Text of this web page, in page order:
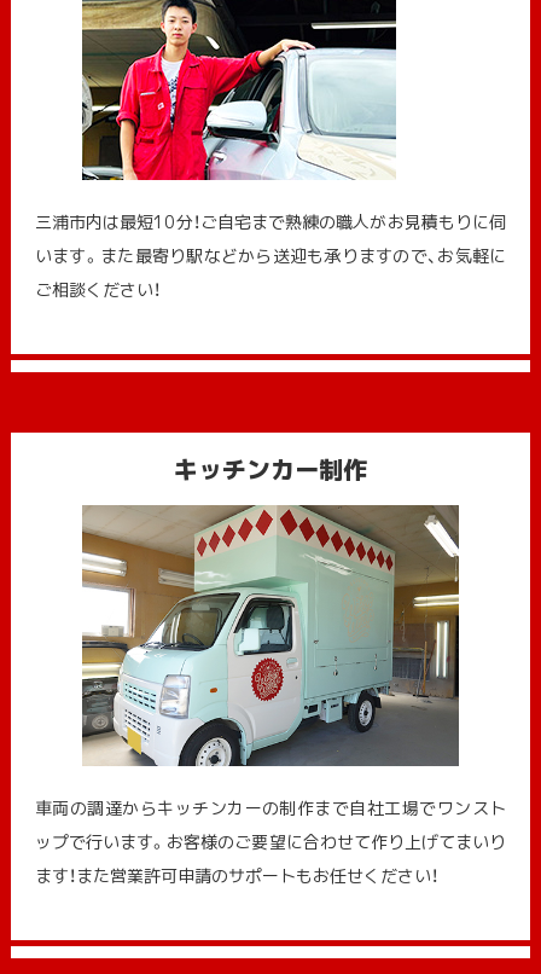
三浦市内は最短10分！ご自宅まで熟練の職人がお見積もりに伺
います。また最寄り駅などから送迎も承りますので、お気軽に
ご相談ください！
キッチンカー制作
車両の調達からキッチンカーの制作まで自社工場でワンスト
ップで行います。お客様のご要望に合わせて作り上げてまいり
ます！また営業許可申請のサポートもお任せください！